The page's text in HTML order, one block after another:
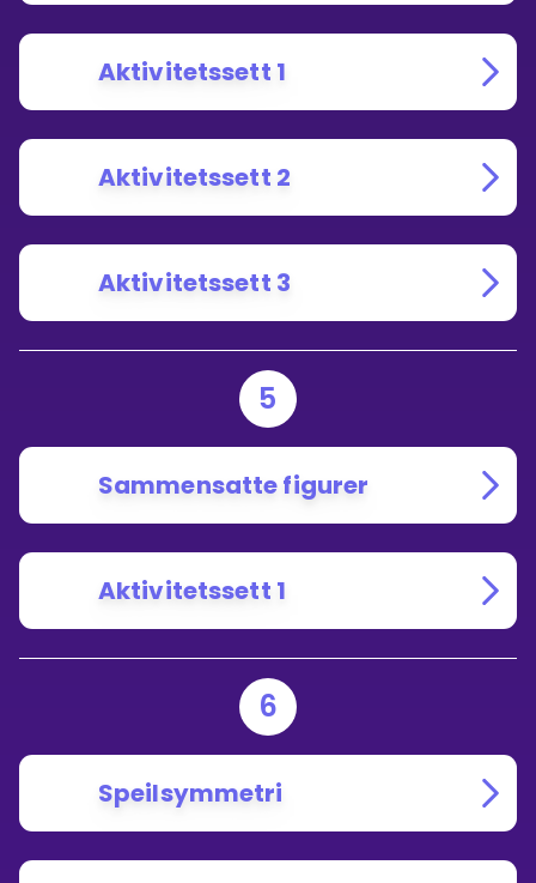
Aktivitetssett 1
Aktivitetssett 2
Aktivitetssett 3
5
Sammensatte figurer
Aktivitetssett 1
6
Speilsymmetri